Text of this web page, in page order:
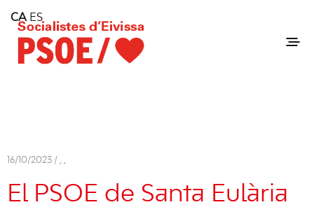
Consell Insular d'Eivissa
Services
Contact
16/10/2023 / , ,
El PSOE de Santa Eulària
CA ES